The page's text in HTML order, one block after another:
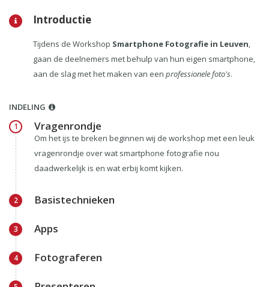
Introductie
Tijdens de Workshop Smartphone Fotografie in Leuven,
gaan de deelnemers met behulp van hun eigen smartphone,
aan de slag met het maken van een professionele foto's.
INDELING
1 Vragenrondje
Om het ijs te breken beginnen wij de workshop met een leuk
vragenrondje over wat smartphone fotografie nou
daadwerkelijk is en wat erbij komt kijken.
2 Basistechnieken
3 Apps
4 Fotograferen